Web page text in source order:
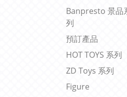
Banpresto 景品
列
預訂產品
HOT TOYS 系列
ZD Toys 系列
Figure